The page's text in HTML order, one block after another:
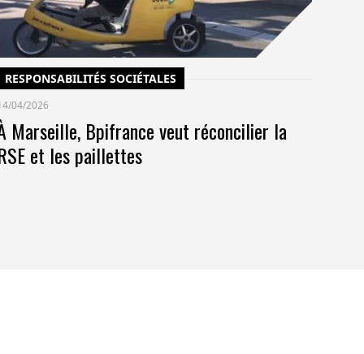
RESPONSABILITÉS SOCIÉTALES
04/2026
Marseille, Bpifrance veut réconcilier la
et les paillettes